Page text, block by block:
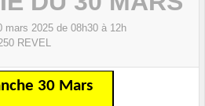
mars 2025 de 08h30 à 12h
REVEL
30 Mars